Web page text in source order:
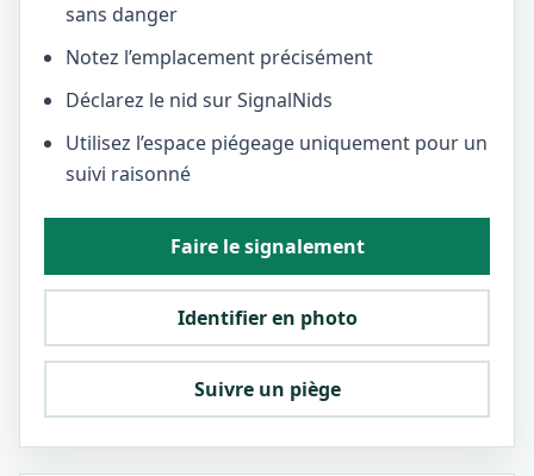
sans danger
Notez l’emplacement précisément
Déclarez le nid sur SignalNids
Utilisez l’espace piégeage uniquement pour un
suivi raisonné
Faire le signalement
Identifier en photo
Suivre un piège